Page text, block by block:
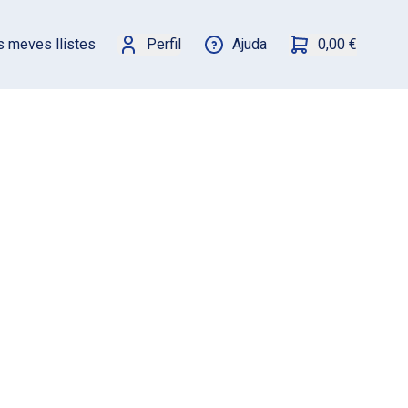
meves llistes Perfil Ajuda 0,00 €